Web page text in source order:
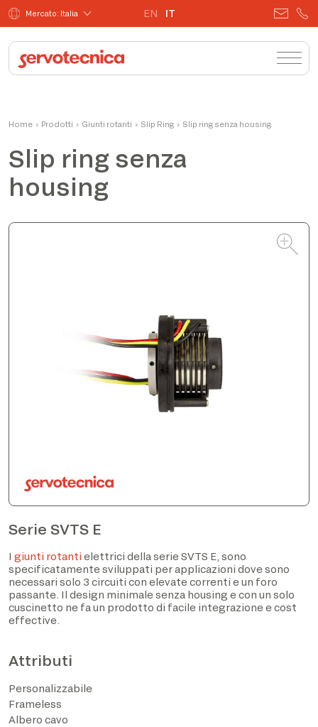
Mercato: Italia EN IT
Home › Prodotti › Giunti rotanti › Slip Ring › Slip ring senza housing
Slip ring senza
housing
Serie SVTS E
I giunti rotanti elettrici della serie SVTS E, sono
specificatamente sviluppati per applicazioni dove sono
necessari solo 3 circuiti con elevate correnti e un foro
passante. Il design minimale senza housing e con un solo
cuscinetto ne fa un prodotto di facile integrazione e cost
effective.
Attributi
Personalizzabile
Frameless
Albero cavo
Product Manager